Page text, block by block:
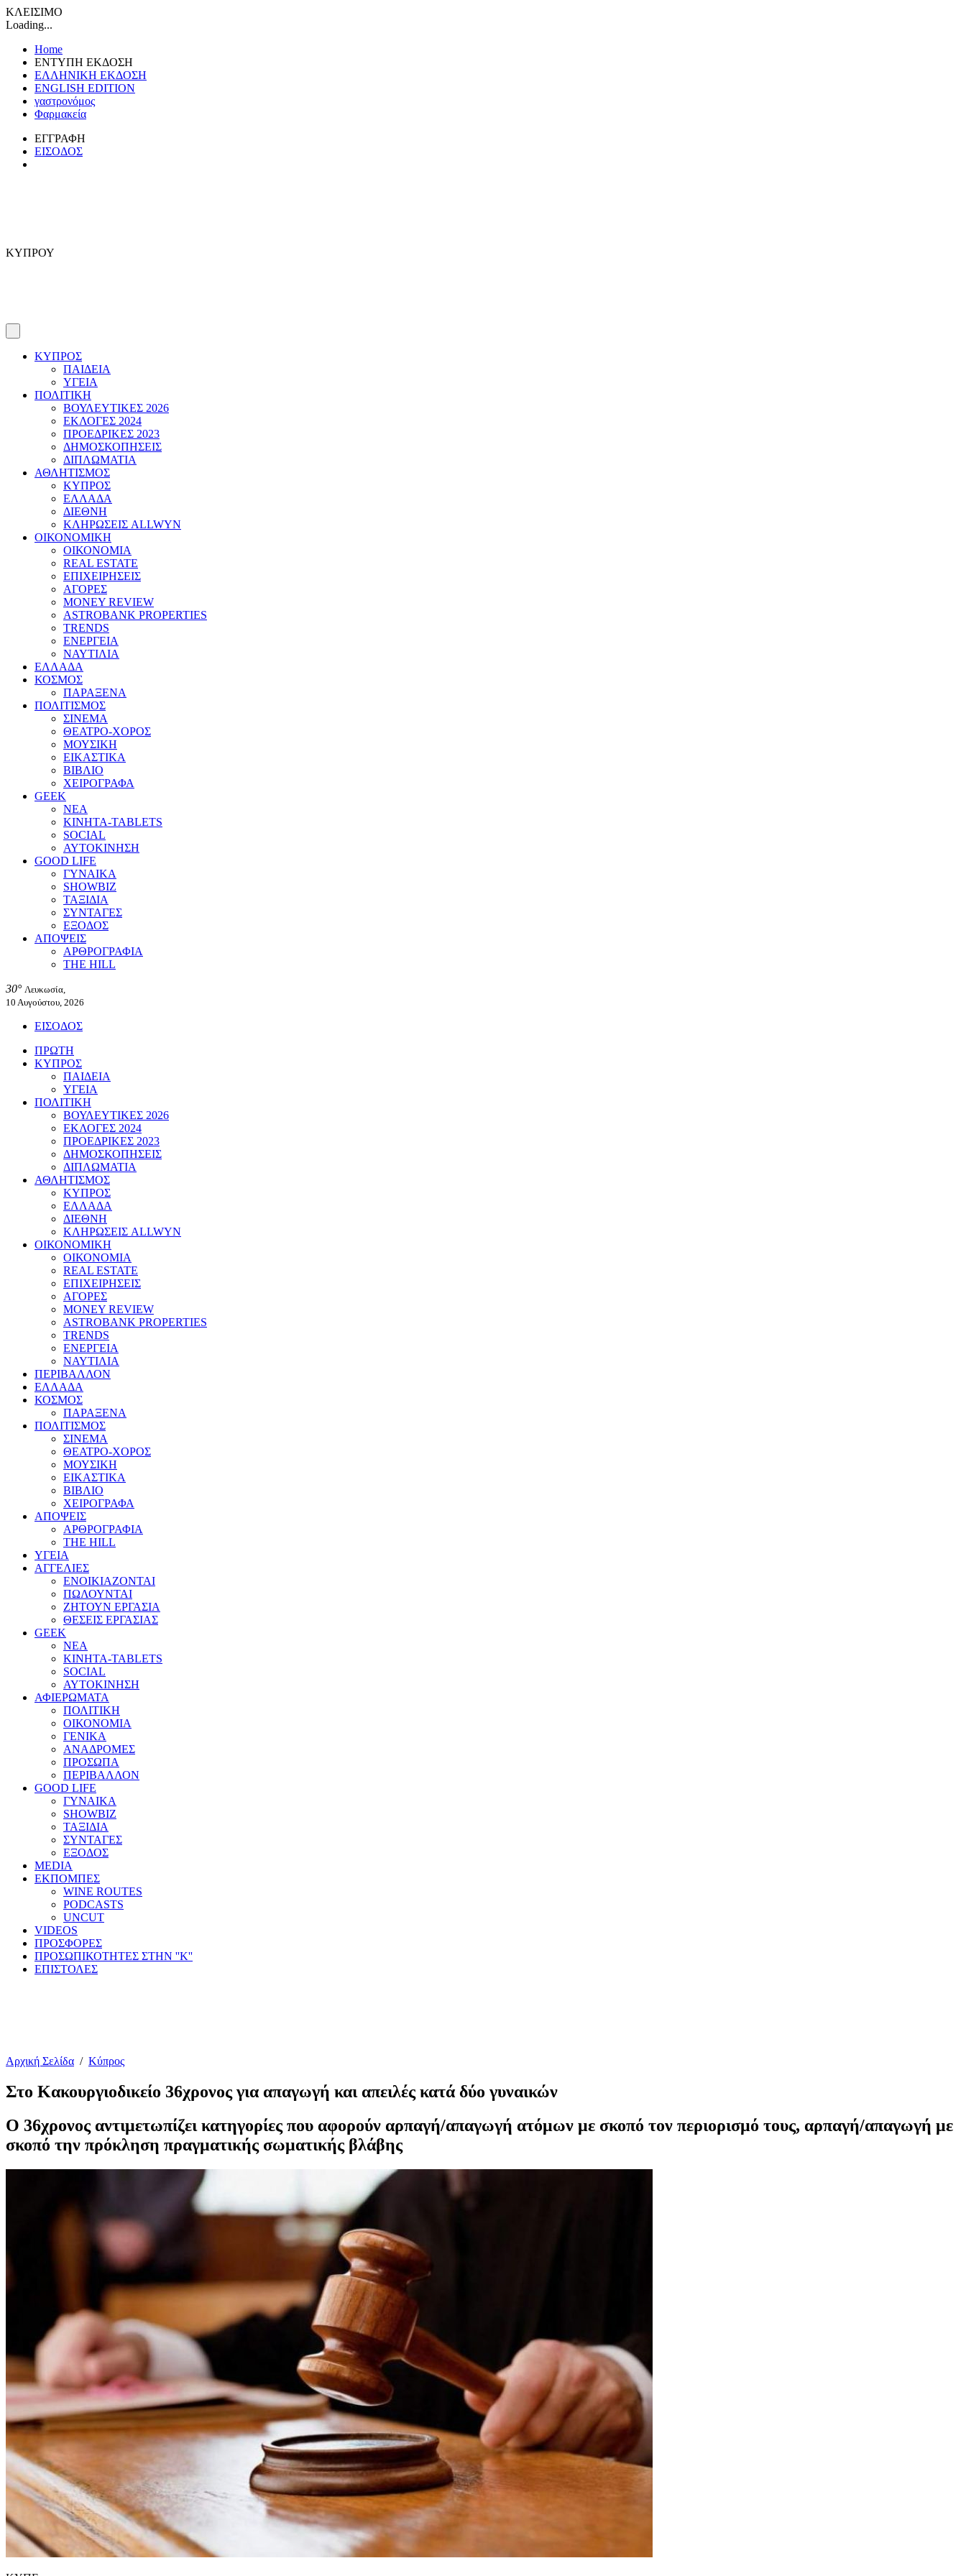
ΚΛΕΙΣΙΜΟ
Loading...
Home
ΕΝΤΥΠΗ ΕΚΔΟΣΗ
ΕΛΛΗΝΙΚΗ ΕΚΔΟΣΗ
ENGLISH EDITION
γαστρονόμος
Φαρμακεία
ΕΓΓΡΑΦΗ
ΕΙΣΟΔΟΣ
ΚΥΠΡΟΥ
ΚΥΠΡΟΣ
ΠΑΙΔΕΙΑ
ΥΓΕΙΑ
ΠΟΛΙΤΙΚΗ
ΒΟΥΛΕΥΤΙΚΕΣ 2026
ΕΚΛΟΓΕΣ 2024
ΠΡΟΕΔΡΙΚΕΣ 2023
ΔΗΜΟΣΚΟΠΗΣΕΙΣ
ΔΙΠΛΩΜΑΤΙΑ
ΑΘΛΗΤΙΣΜΟΣ
ΚΥΠΡΟΣ
ΕΛΛΑΔΑ
ΔΙΕΘΝΗ
ΚΛΗΡΩΣΕΙΣ ALLWYN
ΟΙΚΟΝΟΜΙΚΗ
ΟΙΚΟΝΟΜΙΑ
REAL ESTATE
ΕΠΙΧΕΙΡΗΣΕΙΣ
ΑΓΟΡΕΣ
MONEY REVIEW
ASTROBANK PROPERTIES
TRENDS
ΕΝΕΡΓΕΙΑ
ΝΑΥΤΙΛΙΑ
ΕΛΛΑΔΑ
ΚΟΣΜΟΣ
ΠΑΡΑΞΕΝΑ
ΠΟΛΙΤΙΣΜΟΣ
ΣΙΝΕΜΑ
ΘΕΑΤΡΟ-ΧΟΡΟΣ
ΜΟΥΣΙΚΗ
ΕΙΚΑΣΤΙΚΑ
ΒΙΒΛΙΟ
ΧΕΙΡΟΓΡΑΦΑ
GEEK
ΝΕΑ
ΚΙΝΗΤΑ-TABLETS
SOCIAL
ΑΥΤΟΚΙΝΗΣΗ
GOOD LIFE
ΓΥΝΑΙΚΑ
SHOWBIZ
ΤΑΞΙΔΙΑ
ΣΥΝΤΑΓΕΣ
ΕΞΟΔΟΣ
ΑΠΟΨΕΙΣ
ΑΡΘΡΟΓΡΑΦΙΑ
THE HILL
30° Λευκωσία,
10 Αυγούστου, 2026
ΕΙΣΟΔΟΣ
ΠΡΩΤΗ
ΚΥΠΡΟΣ
ΠΑΙΔΕΙΑ
ΥΓΕΙΑ
ΠΟΛΙΤΙΚΗ
ΒΟΥΛΕΥΤΙΚΕΣ 2026
ΕΚΛΟΓΕΣ 2024
ΠΡΟΕΔΡΙΚΕΣ 2023
ΔΗΜΟΣΚΟΠΗΣΕΙΣ
ΔΙΠΛΩΜΑΤΙΑ
ΑΘΛΗΤΙΣΜΟΣ
ΚΥΠΡΟΣ
ΕΛΛΑΔΑ
ΔΙΕΘΝΗ
ΚΛΗΡΩΣΕΙΣ ALLWYN
ΟΙΚΟΝΟΜΙΚΗ
ΟΙΚΟΝΟΜΙΑ
REAL ESTATE
ΕΠΙΧΕΙΡΗΣΕΙΣ
ΑΓΟΡΕΣ
MONEY REVIEW
ASTROBANK PROPERTIES
TRENDS
ΕΝΕΡΓΕΙΑ
ΝΑΥΤΙΛΙΑ
ΠΕΡΙΒΑΛΛΟΝ
ΕΛΛΑΔΑ
ΚΟΣΜΟΣ
ΠΑΡΑΞΕΝΑ
ΠΟΛΙΤΙΣΜΟΣ
ΣΙΝΕΜΑ
ΘΕΑΤΡΟ-ΧΟΡΟΣ
ΜΟΥΣΙΚΗ
ΕΙΚΑΣΤΙΚΑ
ΒΙΒΛΙΟ
ΧΕΙΡΟΓΡΑΦΑ
ΑΠΟΨΕΙΣ
ΑΡΘΡΟΓΡΑΦΙΑ
THE HILL
ΥΓΕΙΑ
ΑΓΓΕΛΙΕΣ
ΕΝΟΙΚΙΑΖΟΝΤΑΙ
ΠΩΛΟΥΝΤΑΙ
ΖΗΤΟΥΝ ΕΡΓΑΣΙΑ
ΘΕΣΕΙΣ ΕΡΓΑΣΙΑΣ
GEEK
ΝΕΑ
ΚΙΝΗΤΑ-TABLETS
SOCIAL
ΑΥΤΟΚΙΝΗΣΗ
ΑΦΙΕΡΩΜΑΤΑ
ΠΟΛΙΤΙΚΗ
ΟΙΚΟΝΟΜΙΑ
ΓΕΝΙΚΑ
ΑΝΑΔΡΟΜΕΣ
ΠΡΟΣΩΠΑ
ΠΕΡΙΒΑΛΛΟΝ
GOOD LIFE
ΓΥΝΑΙΚΑ
SHOWBIZ
ΤΑΞΙΔΙΑ
ΣΥΝΤΑΓΕΣ
ΕΞΟΔΟΣ
MEDIA
ΕΚΠΟΜΠΕΣ
WINE ROUTES
PODCASTS
UNCUT
VIDEOS
ΠΡΟΣΦΟΡΕΣ
ΠΡΟΣΩΠΙΚΟΤΗΤΕΣ ΣΤΗΝ ''Κ''
ΕΠΙΣΤΟΛΕΣ
Αρχική Σελίδα / Κύπρος
Στο Κακουργιοδικείο 36χρονος για απαγωγή και απειλές κατά δύο γυναικών
Ο 36χρονος αντιμετωπίζει κατηγορίες που αφορούν αρπαγή/απαγωγή ατόμων με σκοπό τον περιορισμό τους, αρπαγή/απαγωγή με
σκοπό την πρόκληση πραγματικής σωματικής βλάβης